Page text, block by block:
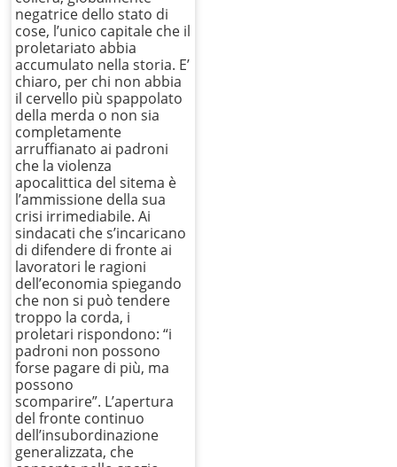
negatrice dello stato di
cose, l’unico capitale che il
proletariato abbia
accumulato nella storia. E’
chiaro, per chi non abbia
il cervello più spappolato
della merda o non sia
completamente
arruffianato ai padroni
che la violenza
apocalittica del sitema è
l’ammissione della sua
crisi irrimediabile. Ai
sindacati che s’incaricano
di difendere di fronte ai
lavoratori le ragioni
dell’economia spiegando
che non si può tendere
troppo la corda, i
proletari rispondono: “i
padroni non possono
forse pagare di più, ma
possono
scomparire”. L’apertura
del fronte continuo
dell’insubordinazione
generalizzata, che